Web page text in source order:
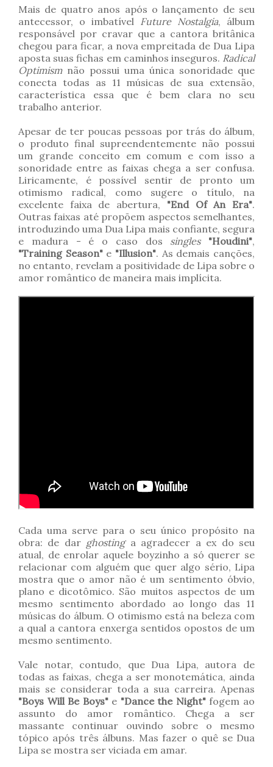
Mais de quatro anos após o lançamento de seu
antecessor, o imbatível Future Nostalgia, álbum
responsável por cravar que a cantora britânica
chegou para ficar, a nova empreitada de Dua Lipa
aposta suas fichas em caminhos inseguros. Radical
Optimismnão possui uma única sonoridade que
conecta todas as 11 músicas de sua extensão,
característica essa que é bem clara no seu
trabalho anterior.
Apesar de ter poucas pessoas por trás do álbum,
o produto final supreendentemente não possui
um grande conceito em comum e com isso a
sonoridade entre as faixas chega a ser confusa.
Liricamente, é possível sentir de pronto um
otimismo radical, como sugere o título, na
excelente faixa de abertura, "End Of An Era".
Outras faixas até propõem aspectos semelhantes,
introduzindo uma Dua Lipa mais confiante, segura
e madura - é o caso dos singles "Houdini",
"Training Season" e "Illusion". As demais canções,
no entanto, revelam a positividade de Lipa sobre o
amor romântico de maneira mais implícita.
Cada uma serve para o seu único propósito na
obra: de dar ghostinga agradecer a ex do seu
atual, de enrolar aquele boyzinho a só querer se
relacionar com alguém que quer algo sério, Lipa
mostra que o amor não é um sentimento óbvio,
plano e dicotômico. São muitos aspectos de um
mesmo sentimento abordado ao longo das 11
músicas do álbum. O otimismo está na beleza com
a qual a cantora enxerga sentidos opostos de um
mesmo sentimento.
Vale notar, contudo, que Dua Lipa, autora de
todas as faixas, chega a ser monotemática, ainda
mais se considerar toda a sua carreira. Apenas
"Boys Will Be Boys"e "Dance the Night"fogem ao
assunto do amor romântico. Chega a ser
massante continuar ouvindo sobre o mesmo
tópico após três álbuns. Mas fazer o quê se Dua
Lipa se mostra ser viciada em amar.